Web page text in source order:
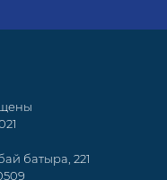
батыра, 221